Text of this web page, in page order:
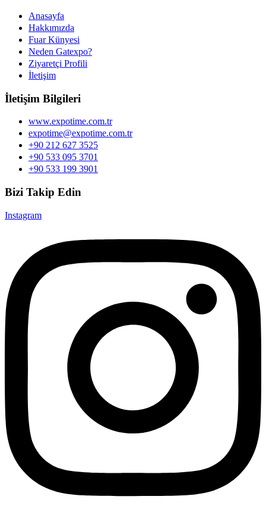
Anasayfa
Hakkımızda
Fuar Künyesi
Neden Gatexpo?
Ziyaretçi Profili
İletişim
İletişim Bilgileri
www.expotime.com.tr
expotime@expotime.com.tr
+90 212 627 3525
+90 533 095 3701
+90 533 199 3901
Bizi Takip Edin
Instagram